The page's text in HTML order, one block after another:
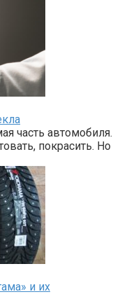
часть автомобиля.
покрасить. Но
и их